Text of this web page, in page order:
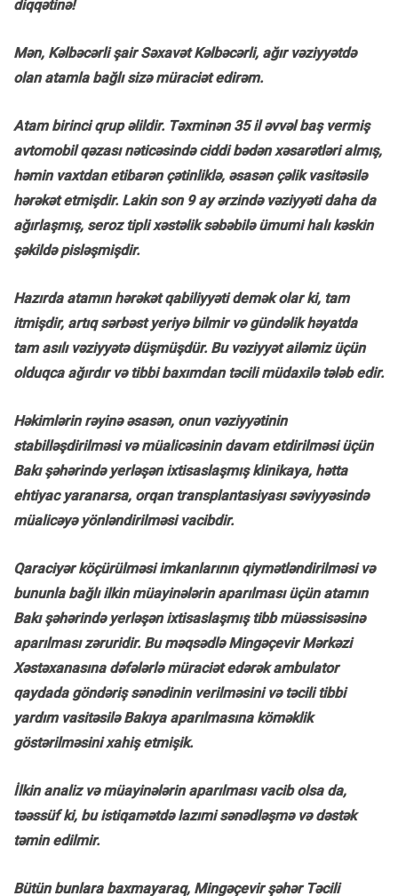
diqqətinə!
Mən, Kəlbəcərli şair Səxavət Kəlbəcərli, ağır vəziyyətdə
olan atamla bağlı sizə müraciət edirəm.
Atam birinci qrup əlildir. Təxminən 35 il əvvəl baş vermiş
avtomobil qəzası nəticəsində ciddi bədən xəsarətləri almış,
həmin vaxtdan etibarən çətinliklə, əsasən çəlik vasitəsilə
hərəkət etmişdir. Lakin son 9 ay ərzində vəziyyəti daha da
ağırlaşmış, seroz tipli xəstəlik səbəbilə ümumi halı kəskin
şəkildə pisləşmişdir.
Hazırda atamın hərəkət qabiliyyəti demək olar ki, tam
itmişdir, artıq sərbəst yeriyə bilmir və gündəlik həyatda
tam asılı vəziyyətə düşmüşdür. Bu vəziyyət ailəmiz üçün
olduqca ağırdır və tibbi baxımdan təcili müdaxilə tələb edir.
Həkimlərin rəyinə əsasən, onun vəziyyətinin
stabilləşdirilməsi və müalicəsinin davam etdirilməsi üçün
Bakı şəhərində yerləşən ixtisaslaşmış klinikaya, hətta
ehtiyac yaranarsa, orqan transplantasiyası səviyyəsində
müalicəyə yönləndirilməsi vacibdir.
Qaraciyər köçürülməsi imkanlarının qiymətləndirilməsi və
bununla bağlı ilkin müayinələrin aparılması üçün atamın
Bakı şəhərində yerləşən ixtisaslaşmış tibb müəssisəsinə
aparılması zəruridir. Bu məqsədlə Mingəçevir Mərkəzi
Xəstəxanasına dəfələrlə müraciət edərək ambulator
qaydada göndəriş sənədinin verilməsini və təcili tibbi
yardım vasitəsilə Bakıya aparılmasına köməklik
göstərilməsini xahiş etmişik.
İlkin analiz və müayinələrin aparılması vacib olsa da,
təəssüf ki, bu istiqamətdə lazımi sənədləşmə və dəstək
təmin edilmir.
Bütün bunlara baxmayaraq, Mingəçevir şəhər Təcili